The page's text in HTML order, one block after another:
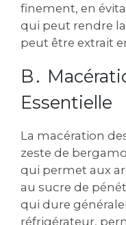
finement, en
qui peut rendre
peut être extrait
B․
Essentielle
La macération
zeste de
qui permet aux
au sucre de
qui dure
réfrigérateur,